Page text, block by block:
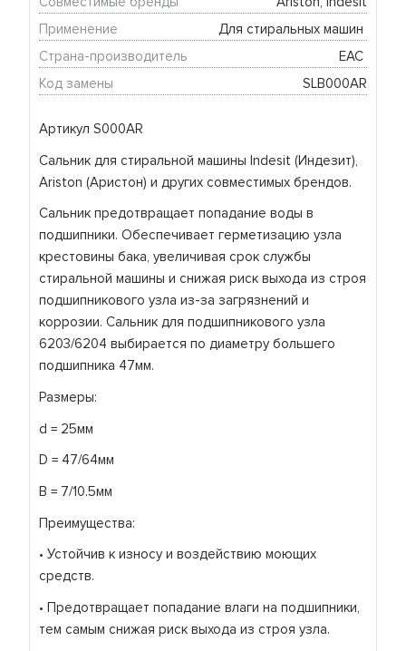
Артикул S000AR
Сальник для стиральной машины Indesit (Индезит),
Ariston (Аристон) и других совместимых брендов.
Сальник предотвращает попадание воды в
подшипники. Обеспечивает герметизацию узла
крестовины бака, увеличивая срок службы
стиральной машины и снижая риск выхода из строя
подшипникового узла из-за загрязнений и
коррозии. Сальник для подшипникового узла
6203/6204 выбирается по диаметру большего
подшипника 47мм.
Размеры:
d = 25мм
D = 47/64мм
B = 7/10.5мм
Преимущества:
• Устойчив к износу и воздействию моющих
средств.
• Предотвращает попадание влаги на подшипники,
тем самым снижая риск выхода из строя узла.
Применение
Для стиральных машин
Страна-производитель
EAC
Код замены
SLB000AR